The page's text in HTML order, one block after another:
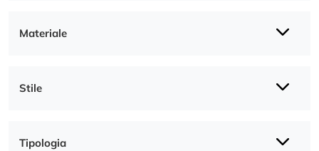
Materiale
Stile
Tipologia